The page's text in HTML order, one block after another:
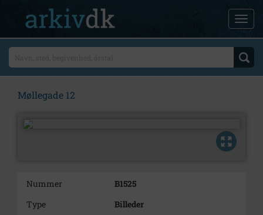
Møllegade 12
Nummer
B1525
Type
Billeder